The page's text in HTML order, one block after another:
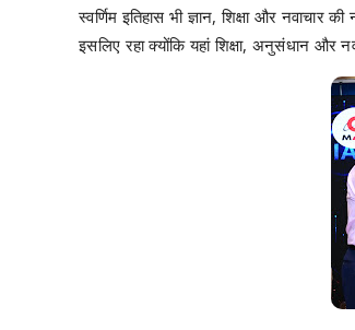
स्वर्णिम इतिहास भी ज्ञान, शिक्षा और
इसलिए रहा क्योंकि यहां शिक्षा, अनुसंधान और